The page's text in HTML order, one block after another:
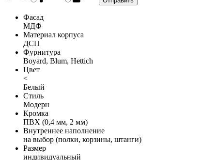
Фасад
МДФ
Материал корпуса
ДСП
Фурнитура
Boyard, Blum, Hettich
Цвет
<
Белый
Стиль
Модерн
Кромка
ПВХ (0,4 мм, 2 мм)
Внутреннее наполнение
на выбор (полки, корзины, штанги)
Размер
индивидуальный